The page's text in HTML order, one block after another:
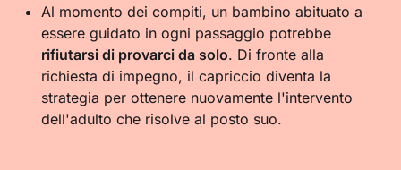
Al momento dei compiti, un bambino abituato a
essere guidato in ogni passaggio potrebbe
rifiutarsi di provarci da solo. Di fronte alla
richiesta di impegno, il capriccio diventa la
strategia per ottenere nuovamente l'intervento
dell'adulto che risolve al posto suo.